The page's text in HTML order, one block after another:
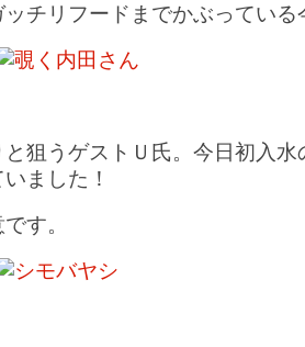
チリフードまでかぶってい
狙うゲストＵ氏。今日初入
ました！
す。